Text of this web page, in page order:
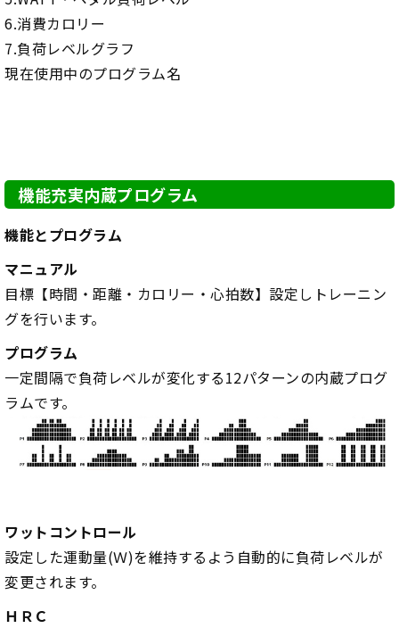
6.消費カロリー
7.負荷レベルグラフ
現在使用中のプログラム名
機能充実内蔵プログラム
機能とプログラム
マニュアル
目標【時間・距離・カロリー・心拍数】設定しトレーニン
グを行います。
プログラム
一定間隔で負荷レベルが変化する12パターンの内蔵プログ
ラムです。
ワットコントロール
設定した運動量(Ｗ)を維持するよう自動的に負荷レベルが
変更されます。
ＨＲＣ